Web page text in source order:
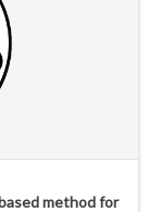
method for